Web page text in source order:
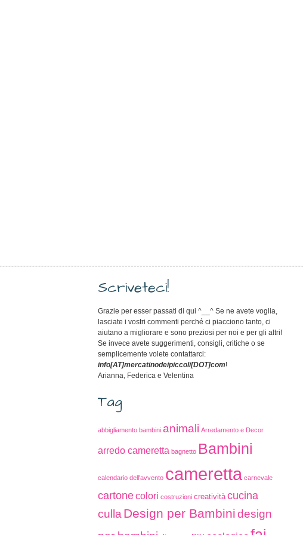
Scriveteci!
Grazie per esser passati di qui ^__^ Se ne avete voglia,
lasciate i vostri commenti perché ci piacciono tanto, ci
aiutano a migliorare e sono preziosi per noi e per gli altri!
Se invece avete suggerimenti, consigli, critiche o se
semplicemente volete contattarci:
info[AT]mercatinodeipiccoli[DOT]com!
Arianna, Federica e Velentina
Tag
abbigliamento bambini animali Arredamento e Decor
arredo cameretta bagnetto Bambini
calendario dell'avvento cameretta carnevale
cartonecolori costruzioni creatività cucina
culla Design per Bambinidesign